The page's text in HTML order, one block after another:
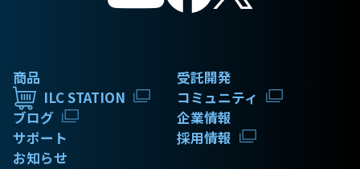
商品
受託開発
ILC STATION
コミュニティ
ブログ
企業情報
サポート
採用情報
お知らせ